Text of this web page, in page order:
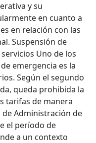
y su
en cuanto a
en relación con las
Suspensión de
Uno de los
emergencia es la
Según el segundo
queda prohibida la
tarifas de manera
Administración de
el período de
a un contexto